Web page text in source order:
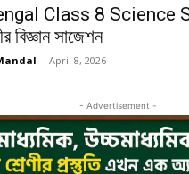
Class 8 Science
বিজ্ঞান সাজেশন
- April 8, 2026
- Advertisement -